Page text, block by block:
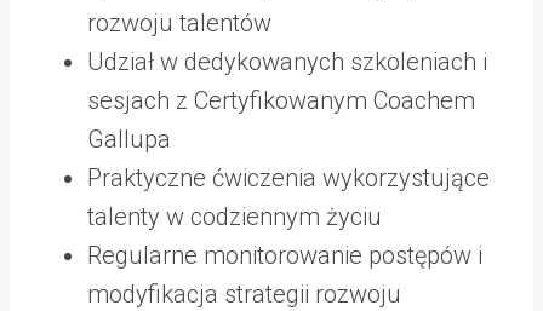
rozwoju talentów
Udział w dedykowanych szkoleniach i
sesjach z Certyfikowanym Coachem
Gallupa
Praktyczne ćwiczenia wykorzystujące
talenty w codziennym życiu
Regularne monitorowanie postępów i
modyfikacja strategii rozwoju